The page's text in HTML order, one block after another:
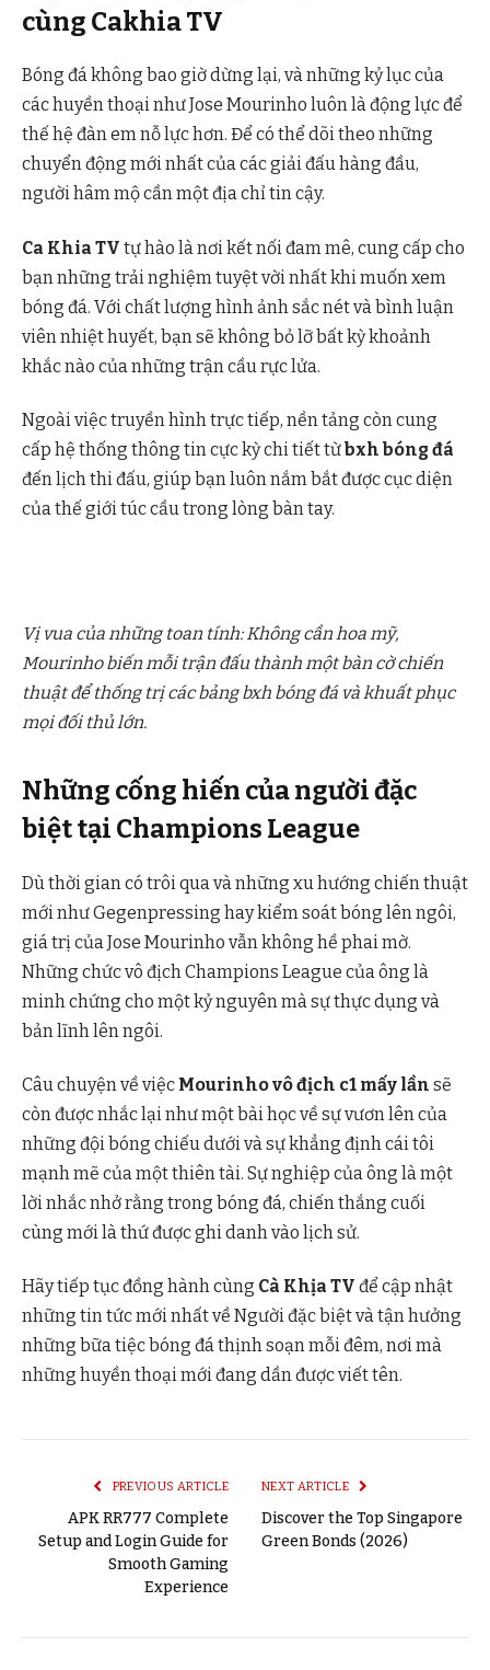
cùng Cakhia TV
Bóng đá không bao giờ dừng lại, và những kỷ lục của
các huyền thoại như Jose Mourinho luôn là động lực để
thế hệ đàn em nỗ lực hơn. Để có thể dõi theo những
chuyển động mới nhất của các giải đấu hàng đầu,
người hâm mộ cần một địa chỉ tin cậy.
Ca Khia TV tự hào là nơi kết nối đam mê, cung cấp cho
bạn những trải nghiệm tuyệt vời nhất khi muốn xem
bóng đá. Với chất lượng hình ảnh sắc nét và bình luận
viên nhiệt huyết, bạn sẽ không bỏ lỡ bất kỳ khoảnh
khắc nào của những trận cầu rực lửa.
Ngoài việc truyền hình trực tiếp, nền tảng còn cung
cấp hệ thống thông tin cực kỳ chi tiết từbxh bóng đá
đến lịch thi đấu, giúp bạn luôn nắm bắt được cục diện
của thế giới túc cầu trong lòng bàn tay.
Vị vua của những toan tính: Không cần hoa mỹ,
Mourinho biến mỗi trận đấu thành một bàn cờ chiến
thuật để thống trị các bảng bxh bóng đá và khuất phục
mọi đối thủ lớn.
Những cống hiến của người đặc
biệt tại Champions League
Dù thời gian có trôi qua và những xu hướng chiến thuật
mới như Gegenpressing hay kiểm soát bóng lên ngôi,
giá trị của Jose Mourinho vẫn không hề phai mờ.
Những chức vô địch Champions League của ông là
minh chứng cho một kỷ nguyên mà sự thực dụng và
bản lĩnh lên ngôi.
Câu chuyện về việc Mourinho vô địch c1 mấy lần sẽ
còn được nhắc lại như một bài học về sự vươn lên của
những đội bóng chiếu dưới và sự khẳng định cái tôi
mạnh mẽ của một thiên tài. Sự nghiệp của ông là một
lời nhắc nhở rằng trong bóng đá, chiến thắng cuối
cùng mới là thứ được ghi danh vào lịch sử.
Hãy tiếp tục đồng hành cùng Cà Khịa TV để cập nhật
những tin tức mới nhất về Người đặc biệt và tận hưởng
những bữa tiệc bóng đá thịnh soạn mỗi đêm, nơi mà
những huyền thoại mới đang dần được viết tên.
PREVIOUS ARTICLE
APK RR777 Complete
Setup and Login Guide for
Smooth Gaming
Experience
NEXT ARTICLE
Discover the Top Singapore
Green Bonds (2026)